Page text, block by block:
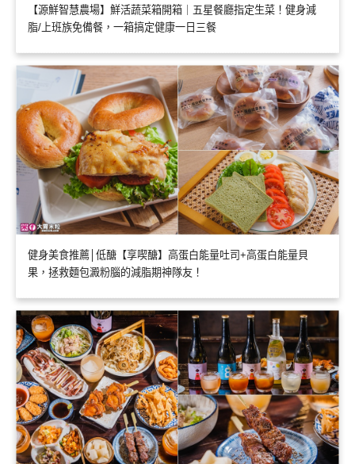
【源鮮智慧農場】鮮活蔬菜箱開箱｜五星餐廳指定生菜！健身減
脂/上班族免備餐，一箱搞定健康一日三餐
健身美食推薦│低醣【享喫醣】高蛋白能量吐司+高蛋白能量貝
果，拯救麵包澱粉腦的減脂期神隊友！